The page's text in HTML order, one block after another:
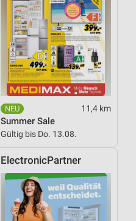
11,4 km
Summer Sale
Gültig bis Do. 13.08.
ElectronicPartner